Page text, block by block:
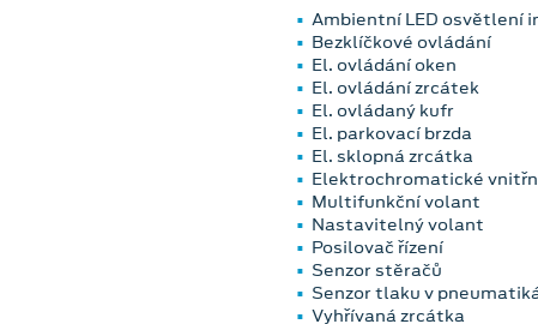
Ambientní LED osvětlení
Bezklíčkové ovládání
El. ovládání oken
El. ovládání zrcátek
El. ovládaný kufr
El. parkovací brzda
El. sklopná zrcátka
Elektrochromatické
Multifunkční volant
Nastavitelný volant
Posilovač řízení
Senzor stěračů
Senzor tlaku v
Vyhřívaná zrcátka